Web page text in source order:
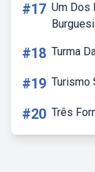
#17 Um Dos
#18 Turma
#19 Turismo
#20 Três